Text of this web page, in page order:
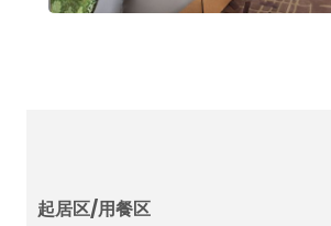
起居区/用餐区